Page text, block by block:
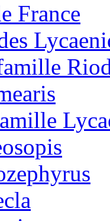
France